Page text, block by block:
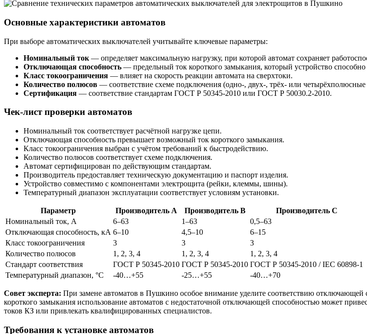
Основные характеристики автоматов
При выборе автоматических выключателей учитывайте ключевые параметры:
Номинальный ток — определяет максимальную нагрузку, при которой автомат сохраняет
Отключающая способность — предельный ток короткого замыкания, который устройство способно
Класс токоограничения — влияет на скорость реакции автомата на сверхтоки.
Количество полюсов — соответствие схеме подключения (одно-, двух-, трёх- или четырёхполюсные
Сертификация — соответствие стандартам ГОСТ Р 50345-2010 или ГОСТ Р 50030.2-2010.
Чек-лист проверки автоматов
Номинальный ток соответствует расчётной нагрузке цепи.
Отключающая способность превышает возможный ток короткого замыкания.
Класс токоограничения выбран с учётом требований к быстродействию.
Количество полюсов соответствует схеме подключения.
Автомат сертифицирован по действующим стандартам.
Производитель предоставляет техническую документацию и паспорт изделия.
Устройство совместимо с компонентами электрощита (рейки, клеммы, шины).
Температурный диапазон эксплуатации соответствует условиям установки.
Параметр Производитель A Производитель B
Производитель C
Номинальный ток, А
6–63 1–63
0,5–63
Отключающая способность, кА 6–10 4,5–10
6–15
Класс токоограничения
3 3
3
Количество полюсов
1, 2, 3, 4 1, 2, 3, 4
1, 2, 3, 4
Стандарт соответствия
ГОСТ Р 50345-2010 ГОСТ Р 50345-2010 ГОСТ Р 50345-2010 / IEC 60898-1
Температурный диапазон, °C
-40…+55 -25…+55 -40…+70
Совет эксперта: При замене автоматов в Пушкино особое внимание уделите соответствию
короткого замыкания использование автоматов с недостаточной отключающей способностью может
токов КЗ или привлекать квалифицированных специалистов.
Требования к установке автоматов